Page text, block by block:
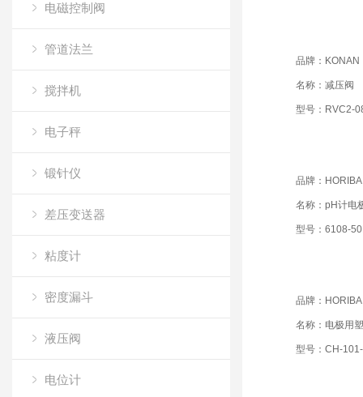
电磁控制阀
管道法兰
搅拌机
电子秤
锻针仪
差压变送器
粘度计
密度漏斗
液压阀
电位计
品牌：KONAN
名称：减压阀
型号：RVC2-
品牌：HORIBA
名称：pH计电
型号：6108-
品牌：HORIBA
名称：电极用
型号：CH-